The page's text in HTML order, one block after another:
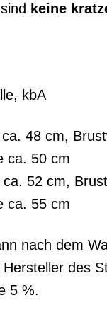
keine
kbA
48 cm,
ca. 50 cm
52 cm,
ca. 55 cm
nach dem
des
5 %.